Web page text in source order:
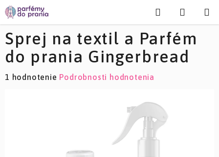
Prejsť
na
obsah
Hľadať
KOŠÍK
Sprej na textil a Parfém
do prania Gingerbread
Priemerné
1 hodnotenie Podrobnosti hodnotenia